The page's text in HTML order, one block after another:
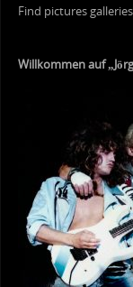
Find pictures
Willkommen auf